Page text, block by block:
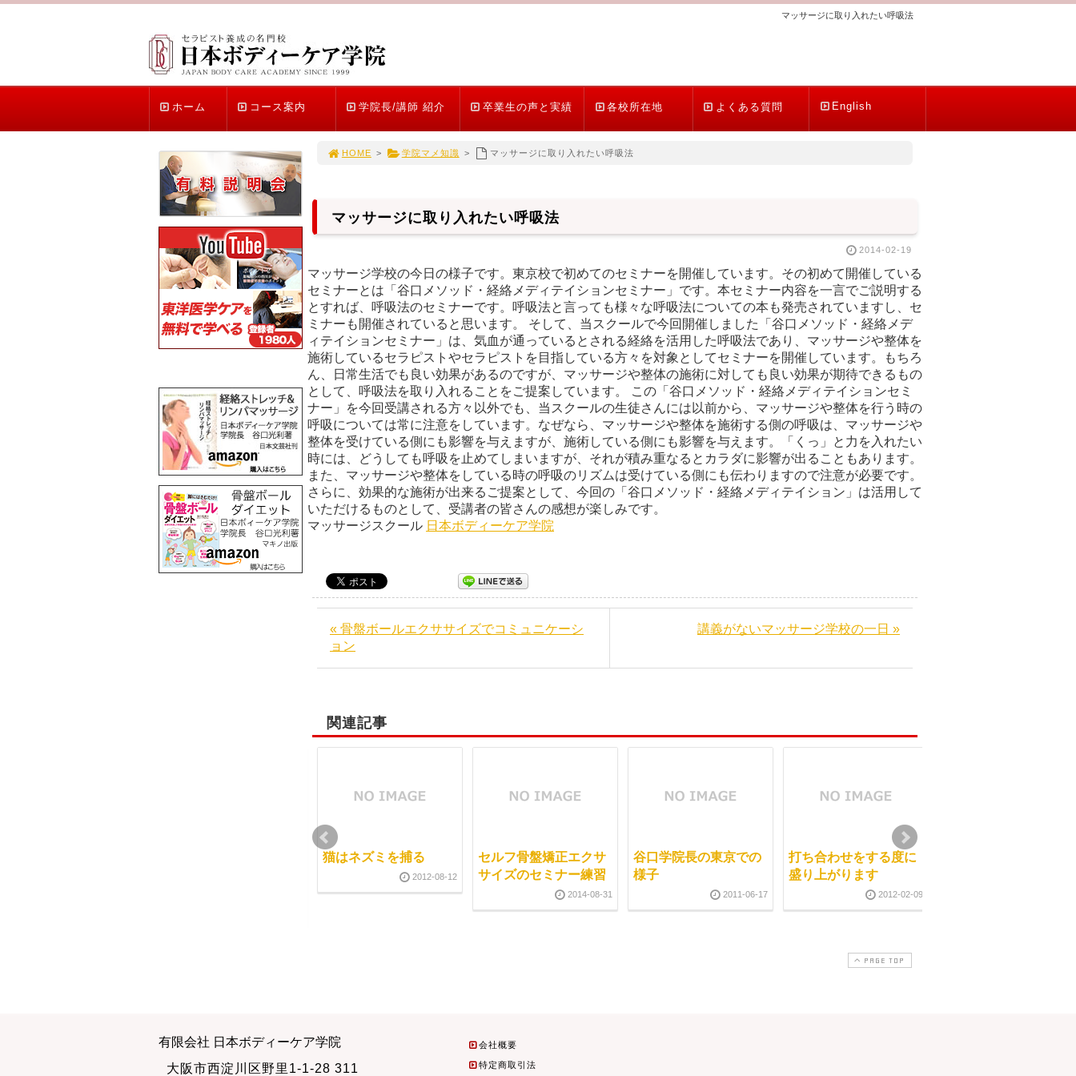
マッサージに取り入れたい呼吸法
ホーム コース案内 学院長/講師 紹介 卒業生の声と実績 各校所在地 よくある質問 English
HOME > 学院マメ知識 > マッサージに取り入れたい呼吸法
マッサージに取り入れたい呼吸法
2014-02-19
マッサージ学校の今日の様子です。東京校で初めてのセミナーを開催しています。その初めて開催している
セミナーとは「谷口メソッド・経絡メディテイションセミナー」です。本セミナー内容を一言でご説明する
とすれば、呼吸法のセミナーです。呼吸法と言っても様々な呼吸法についての本も発売されていますし、セ
ミナーも開催されていると思います。 そして、当スクールで今回開催しました「谷口メソッド・経絡メデ
ィテイションセミナー」は、気血が通っているとされる経絡を活用した呼吸法であり、マッサージや整体を
施術しているセラピストやセラピストを目指している方々を対象としてセミナーを開催しています。もちろ
ん、日常生活でも良い効果があるのですが、マッサージや整体の施術に対しても良い効果が期待できるもの
として、呼吸法を取り入れることをご提案しています。 この「谷口メソッド・経絡メディテイションセミ
ナー」を今回受講される方々以外でも、当スクールの生徒さんには以前から、マッサージや整体を行う時の
呼吸については常に注意をしています。なぜなら、マッサージや整体を施術する側の呼吸は、マッサージや
整体を受けている側にも影響を与えますが、施術している側にも影響を与えます。「くっ」と力を入れたい
時には、どうしても呼吸を止めてしまいますが、それが積み重なるとカラダに影響が出ることもあります。
また、マッサージや整体をしている時の呼吸のリズムは受けている側にも伝わりますので注意が必要です。
さらに、効果的な施術が出来るご提案として、今回の「谷口メソッド・経絡メディテイション」は活用して
いただけるものとして、受講者の皆さんの感想が楽しみです。
マッサージスクール 日本ボディーケア学院
« 骨盤ボールエクササイズでコミュニケーシ
ョン
講義がないマッサージ学校の一日 »
関連記事
猫はネズミを捕る
2012-08-12
セルフ骨盤矯正エクサ
サイズのセミナー練習
2014-08-31
谷口学院長の東京での
様子
2011-06-17
打ち合わせをする度に
盛り上がります
2012-02-09
マッサージ学校で教え
PAGE TOP
有限会社 日本ボディーケア学院
大阪市西淀川区野里1-1-28 311
会社概要
特定商取引法